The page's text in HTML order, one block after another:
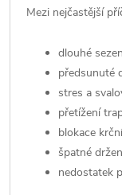
Mezi nejčastější
dlouhé
předsunuté
stres a
přetížení
blokace
špatné
nedostatek